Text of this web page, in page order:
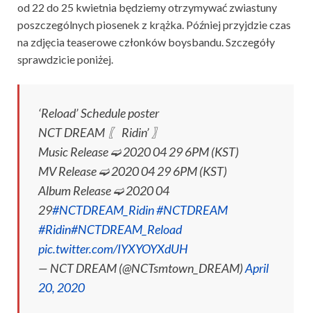
od 22 do 25 kwietnia będziemy otrzymywać zwiastuny
poszczególnych piosenek z krążka. Później przyjdzie czas
na zdjęcia teaserowe członków boysbandu. Szczegóły
sprawdzicie poniżej.
‘Reload’ Schedule poster
NCT DREAM 〖 Ridin’ 〗
Music Release ➫ 2020 04 29 6PM (KST)
MV Release ➫ 2020 04 29 6PM (KST)
Album Release ➫ 2020 04
29#NCTDREAM_Ridin#NCTDREAM
#Ridin#NCTDREAM_Reload
pic.twitter.com/IYXYOYXdUH
— NCT DREAM (@NCTsmtown_DREAM)April
20, 2020